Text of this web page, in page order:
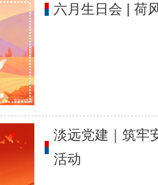
六月生日会 | 荷
淡远党建｜筑牢
活动